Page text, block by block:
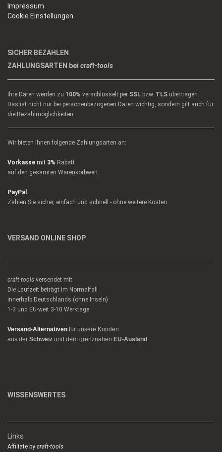
Impressum
Cookie Einstellungen
SICHER BEZAHLEN
ZAHLUNGSARTEN bei craft-tools
Ihre Daten werden zu 100% verschlüsselt per SSL bzw. TLS übertragen.
Das ist nicht nur bei personenbezogenen Daten wichtig, sondern gilt auch für
die Bezahlmöglichkeiten.
Wir bieten Ihnen folgende Zahlungsarten an:
Vorkasse mit 3% Rabatt
auf den gesamten Warenkorbwert
PayPal
Zahlen Sie sicher, einfach und schnell - ohne weitere Kosten
VERSAND ONLINE SHOP
craft-tools versendet mit
Die Laufzeit beträgt im Normalfall
innerhalb Deutschlands (ohne Inseln)
1-3 und EU-weit 3-10 Werktage.
Versand-Alternativen für unsere Kunden
aus der Schweiz und dem grenznahen EU-Ausland
WISSENSWERTES
Links
Affiliate by craft-tools